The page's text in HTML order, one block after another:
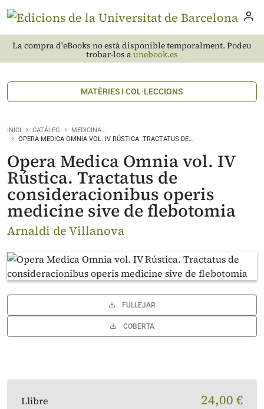
La compra d'eBooks no està disponible temporalment. Podeu
trobar-los aunebook.es
MATÈRIES I COL·LECCIONS
INICI CATÀLEG
MEDICINA…
OPERA MEDICA OMNIA VOL. IV RÚSTICA. TRACTATUS DE…
Opera Medica Omnia vol. IV
Rústica. Tractatus de
consideracionibus operis
medicine sive de flebotomia
Arnaldi de Villanova
FULLEJAR
COBERTA
Llibre 24,00 €